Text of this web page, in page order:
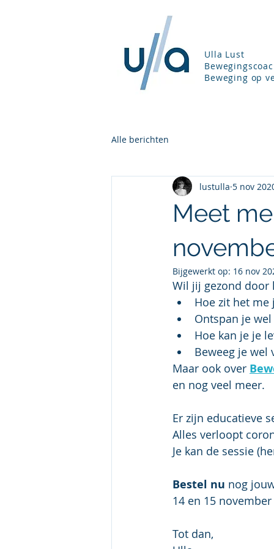
Ulla Lust
Beweging op
Alle berichten
Meet
lustulla 5 nov
Bijgewerkt op: 16 nov
Wil jij gezond door
Hoe zit het me
Ontspan je
Hoe kan je je
Beweeg je wel
Maar ook over
en nog veel meer.
Er zijn educatieve
Alles verloopt
Je kan de sessie
Bestel nu nog
14 en 15
Tot dan,